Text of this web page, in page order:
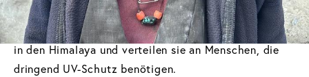
Wir geben alle gesammelten Brillen regelmäßig an
Shades of Love weiter. Sie nehmen die Spenden mit
in den Himalaya und verteilen sie an Menschen, die
dringend UV-Schutz benötigen.